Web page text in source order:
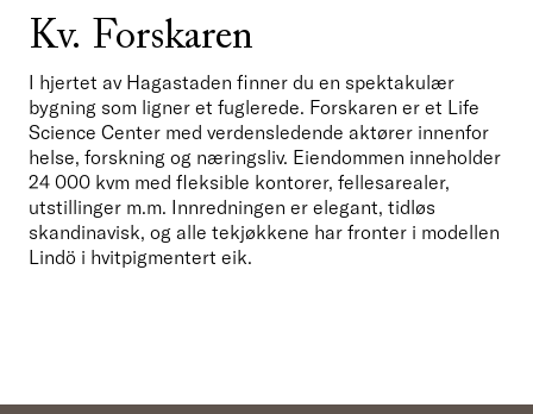
Kv. Forskaren
I hjertet av Hagastaden finner du en spektakulær
bygning som ligner et fuglerede. Forskaren er et Life
Science Center med verdensledende aktører innenfor
helse, forskning og næringsliv. Eiendommen inneholder
24 000 kvm med fleksible kontorer, fellesarealer,
utstillinger m.m. Innredningen er elegant, tidløs
skandinavisk, og alle tekjøkkene har fronter i modellen